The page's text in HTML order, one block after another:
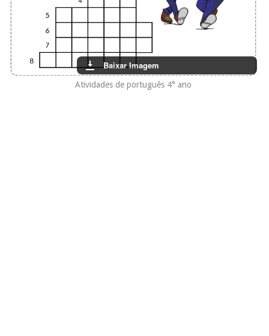
Baixar Imagem
Atividades de português 4° ano